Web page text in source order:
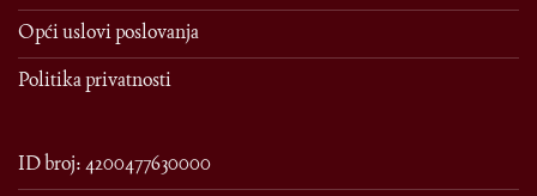
Opći uslovi poslovanja
Politika privatnosti
ID broj: 4200477630000